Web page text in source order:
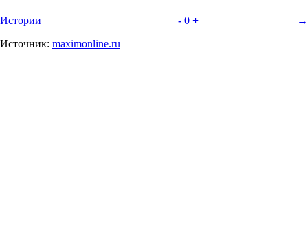
Истории - 0 +
→
Источник: maximonline.ru